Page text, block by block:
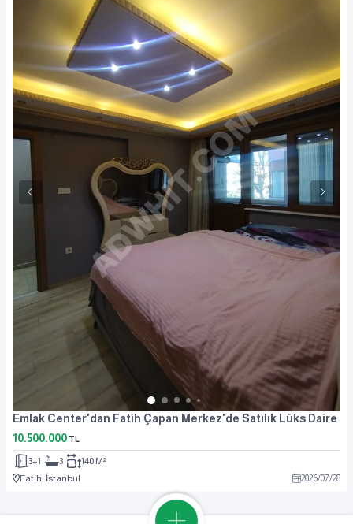
Emlak Center'dan Fatih Çapan Merkez'de Satılık Lüks Daire
10.500.000 TL
3+1 3
140 M²
Fatih, İstanbul
2026/07/28